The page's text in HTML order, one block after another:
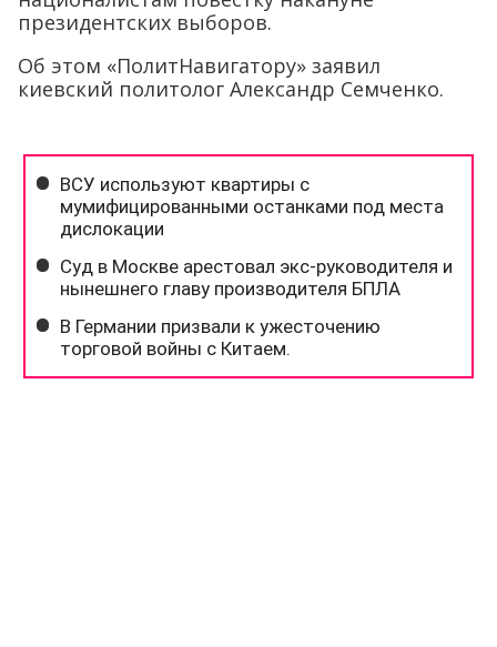
президентских выборов.
Об этом «ПолитНавигатору» заявил
киевский политолог Александр Семченко.